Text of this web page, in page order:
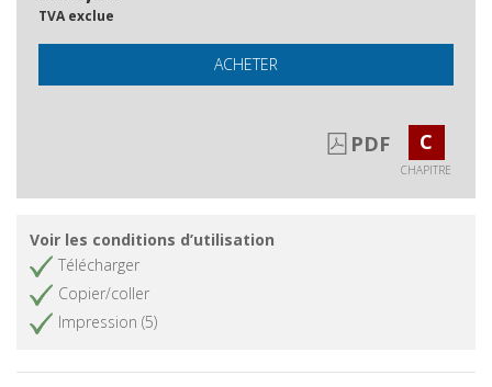
studio mensiocronologico
Fornaci e ceramisti a Chieri fra XIII
Obtenir le chapitre
Orciolai, fornaciai, stovigliai e
regolamenti urbani nella Firenze
tardomedievale
Obtenir le chapitre
La fornace a quattro piani e la
maiolica a Doccia nella prima
TVA exclue
ACHETER
PDF C
CHAPITRE
Voir les conditions d’utilisation
Télécharger
Copier/coller
Impression (5)